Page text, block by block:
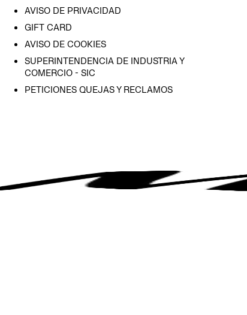
AVISO DE PRIVACIDAD
GIFT CARD
AVISO DE COOKIES
SUPERINTENDENCIA DE INDUSTRIA Y
COMERCIO - SIC
PETICIONES QUEJAS Y RECLAMOS